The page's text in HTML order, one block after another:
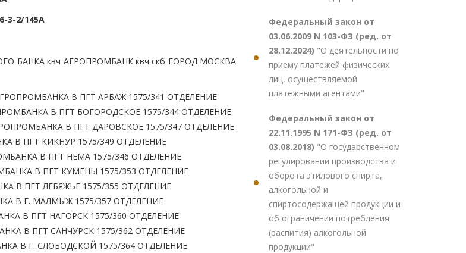
3-2/145А
БАНКА квч АГРОПРОМБАНК квч скб ГОРОД МОСКВА
В ПГТ АРБАЖ 1575/341 ОТДЕЛЕНИЕ
В ПГТ БОГОРОДСКОЕ 1575/344 ОТДЕЛЕНИЕ
В ПГТ ДАРОВСКОЕ 1575/347 ОТДЕЛЕНИЕ
В ПГТ КИКНУР 1575/349 ОТДЕЛЕНИЕ
В ПГТ НЕМА 1575/346 ОТДЕЛЕНИЕ
В ПГТ КУМЕНЫ 1575/353 ОТДЕЛЕНИЕ
В ПГТ ЛЕБЯЖЬЕ 1575/355 ОТДЕЛЕНИЕ
В Г. МАЛМЫЖ 1575/357 ОТДЕЛЕНИЕ
В ПГТ НАГОРСК 1575/360 ОТДЕЛЕНИЕ
В ПГТ САНЧУРСК 1575/362 ОТДЕЛЕНИЕ
В Г. СЛОБОДСКОЙ 1575/364 ОТДЕЛЕНИЕ
Федеральный закон от
03.06.2009 N 103-ФЗ (ред. от
28.12.2024) "О деятельности по
приему платежей физических
лиц, осуществляемой
платежными агентами"
Федеральный закон от
22.11.1995 N 171-ФЗ (ред. от
03.08.2018) "О государственном
регулировании производства и
оборота этилового спирта,
алкогольной и
спиртосодержащей продукции и
об ограничении потребления
(распития) алкогольной
продукции"